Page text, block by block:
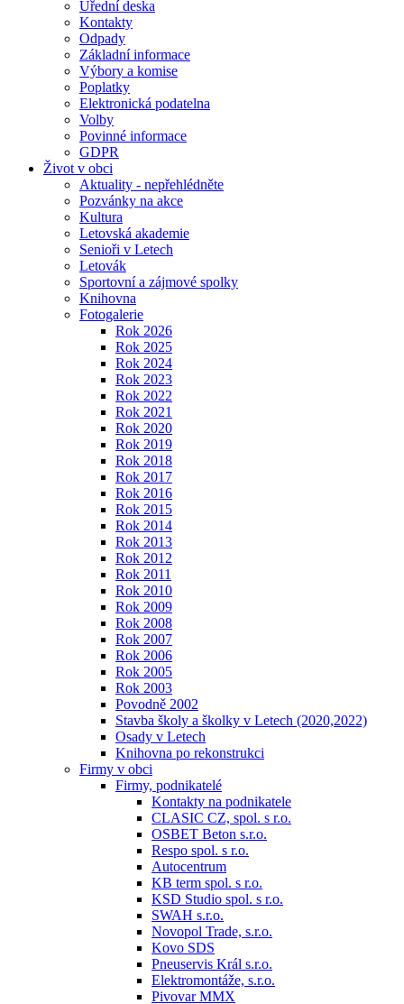
Úřední deska
Kontakty
Odpady
Základní informace
Výbory a komise
Poplatky
Elektronická podatelna
Volby
Povinné informace
GDPR
Život v obci
Aktuality - nepřehlédněte
Pozvánky na akce
Kultura
Letovská akademie
Senioři v Letech
Letovák
Sportovní a zájmové spolky
Knihovna
Fotogalerie
Rok 2026
Rok 2025
Rok 2024
Rok 2023
Rok 2022
Rok 2021
Rok 2020
Rok 2019
Rok 2018
Rok 2017
Rok 2016
Rok 2015
Rok 2014
Rok 2013
Rok 2012
Rok 2011
Rok 2010
Rok 2009
Rok 2008
Rok 2007
Rok 2006
Rok 2005
Rok 2003
Povodně 2002
Stavba školy a školky v Letech (2020,2022)
Osady v Letech
Knihovna po rekonstrukci
Firmy v obci
Firmy, podnikatelé
Kontakty na podnikatele
CLASIC CZ, spol. s r.o.
OSBET Beton s.r.o.
Respo spol. s r.o.
Autocentrum
KB term spol. s r.o.
KSD Studio spol. s r.o.
SWAH s.r.o.
Novopol Trade, s.r.o.
Kovo SDS
Pneuservis Král s.r.o.
Elektromontáže, s.r.o.
Pivovar MMX